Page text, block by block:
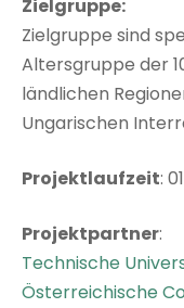
Zielgruppe:
Zielgruppe sind
Altersgruppe der
ländlichen
Ungarischen
Projektlaufzeit:
Projektpartner:
Technische
Österreichische